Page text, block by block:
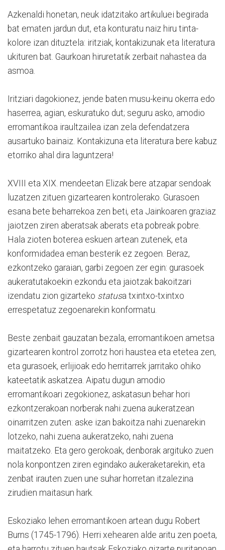
Azkenaldi honetan, neuk idatzitako artikuluei begirada
bat ematen jardun dut, eta konturatu naiz hiru tinta-
kolore izan dituztela: iritziak, kontakizunak eta literatura
ukituren bat. Gaurkoan hiruretatik zerbait nahastea da
asmoa.
Iritziari dagokionez, jende baten musu-keinu okerra edo
haserrea, agian, eskuratuko dut; seguru asko, amodio
erromantikoa iraultzailea izan zela defendatzera
ausartuko bainaiz. Kontakizuna eta literatura bere kabuz
etorriko ahal dira laguntzera!
XVIII eta XIX. mendeetan Elizak bere atzapar sendoak
luzatzen zituen gizartearen kontrolerako. Gurasoen
esana bete beharrekoa zen beti, eta Jainkoaren graziaz
jaiotzen ziren aberatsak aberats eta pobreak pobre.
Hala zioten boterea eskuen artean zutenek, eta
konformidadea eman besterik ez zegoen. Beraz,
ezkontzeko garaian, garbi zegoen zer egin: gurasoek
aukeratutakoekin ezkondu eta jaiotzak bakoitzari
izendatu zion gizarteko statusa txintxo-txintxo
errespetatuz zegoenarekin konformatu.
Beste zenbait gauzatan bezala, erromantikoen ametsa
gizartearen kontrol zorrotz hori haustea eta etetea zen,
eta gurasoek, erlijioak edo herritarrek jarritako ohiko
kateetatik askatzea. Aipatu dugun amodio
erromantikoari zegokionez, askatasun behar hori
ezkontzerakoan norberak nahi zuena aukeratzean
oinarritzen zuten: aske izan bakoitza nahi zuenarekin
lotzeko, nahi zuena aukeratzeko, nahi zuena
maitatzeko. Eta gero gerokoak, denborak argituko zuen
nola konpontzen ziren egindako aukeraketarekin, eta
zenbat irauten zuen une suhar horretan itzalezina
zirudien maitasun hark.
Eskoziako lehen erromantikoen artean dugu Robert
Burns (1745-1796). Herri xehearen alde aritu zen poeta,